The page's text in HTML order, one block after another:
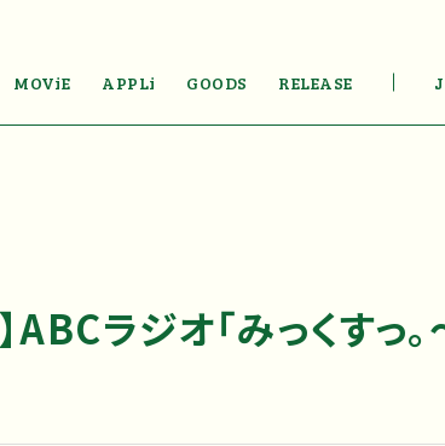
MOViE APPLi GOODS RELEASE
ラジオ「みっくすっ